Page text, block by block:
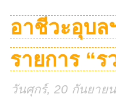
อาชีวะอุบล
รายการ “
วันศุกร์, 20 กันยาย